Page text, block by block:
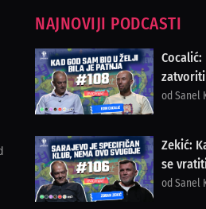
NAJNOVIJI PODCASTI
od Sanel
Zekić:
se
od Sanel